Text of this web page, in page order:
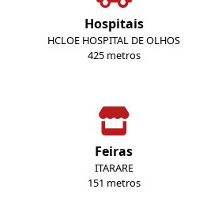
Hospitais
HCLOE HOSPITAL DE OLHOS
425 metros
Feiras
ITARARE
151 metros